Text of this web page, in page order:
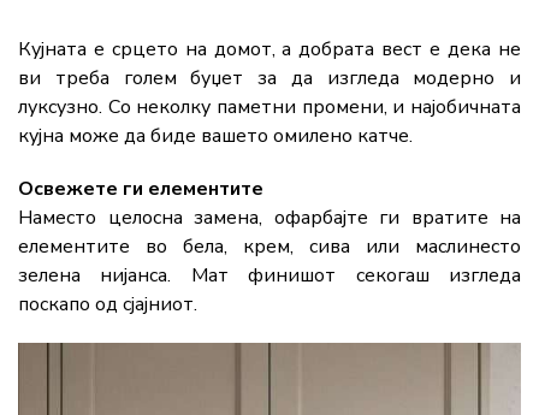
Кујната е срцето на домот, а добрата вест е дека не
ви треба голем буџет за да изгледа модерно и
луксузно. Со неколку паметни промени, и најобичната
кујна може да биде вашето омилено катче.
Освежете ги елементите
Наместо целосна замена, офарбајте ги вратите на
елементите во бела, крем, сива или маслинесто
зелена нијанса. Мат финишот секогаш изгледа
поскапо од сјајниот.